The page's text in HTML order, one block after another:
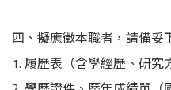
四、擬應徵本職者，請備妥
1. 履歷表（含學經歷、研究